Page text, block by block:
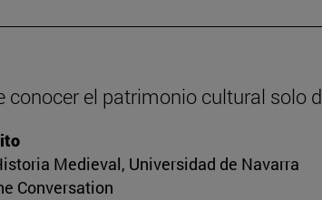
conocer el patrimonio cultural solo
Medieval, Universidad de Navarra
Conversation